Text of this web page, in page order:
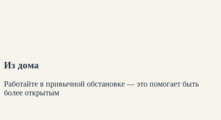
Из дома
Работайте в привычной обстановке — это помогает быть
более открытым